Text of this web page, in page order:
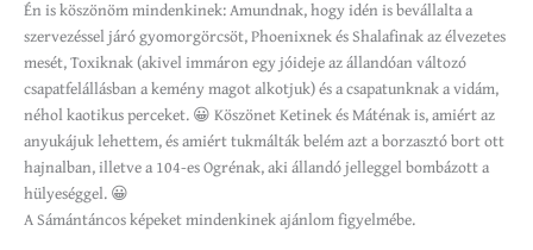
Én is köszönöm mindenkinek: Amundnak, hogy idén is bevállalta a
szervezéssel járó gyomorgörcsöt, Phoenixnek és Shalafinak az élvezetes
mesét, Toxiknak (akivel immáron egy jóideje az állandóan változó
csapatfelállásban a kemény magot alkotjuk) és a csapatunknak a vidám,
néhol kaotikus perceket. 😀 Köszönet Ketinek és Máténak is, amiért az
anyukájuk lehettem, és amiért tukmálták belém azt a borzasztó bort ott
hajnalban, illetve a 104-es Ogrénak, aki állandó jelleggel bombázott a
hülyeséggel. 😀
A Sámántáncos képeket mindenkinek ajánlom figyelmébe.